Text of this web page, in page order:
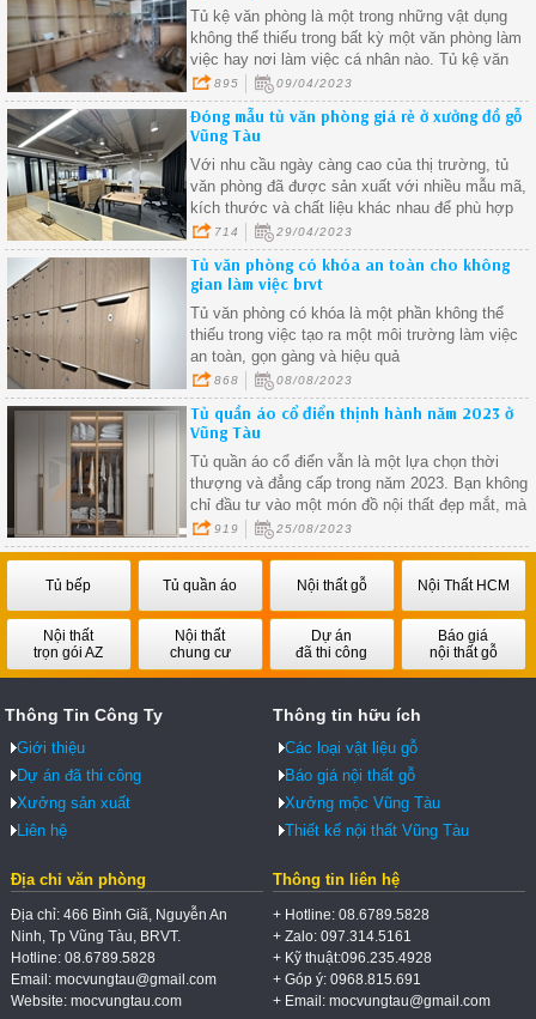
Tủ kệ văn phòng là một trong những vật dụng
không thể thiếu trong bất kỳ một văn phòng làm
việc hay nơi làm việc cá nhân nào. Tủ kệ văn
phòng giúp cho việc tổ chức và lưu trữ tài liệu
nên dễ dàng hơn, giúp cho không gian làm việc
trở nên gọn gàng và ngăn nắp hơn
895 09/04/2023
Đóng mẫu tủ văn phòng giá rẻ ở xưởng đồ gỗ
Vũng Tàu
Với nhu cầu ngày càng cao của thị trường, tủ
văn phòng đã được sản xuất với nhiều mẫu mã,
kích thước và chất liệu khác nhau để phù hợp
với nhu cầu của từng khách hàng
714 29/04/2023
Tủ văn phòng có khóa an toàn cho không
gian làm việc brvt
Tủ văn phòng có khóa là một phần không thể
thiếu trong việc tạo ra một môi trường làm việc
an toàn, gọn gàng và hiệu quả
868 08/08/2023
Tủ quần áo cổ điển thịnh hành năm 2023 ở
Vũng Tàu
Tủ quần áo cổ điển vẫn là một lựa chọn thời
thượng và đẳng cấp trong năm 2023. Bạn không
chỉ đầu tư vào một món đồ nội thất đẹp mắt, mà
còn vào sự tiện ích và giá trị lâu dài cho ngôi nhà
của mình
919 25/08/2023
Tủ bếp Tủ quần áo Nội thất gỗ Nội Thất HCM
Nội thất
trọn gói AZ
Nội thất
chung cư
Dự án
đã thi công
Báo giá
nội thất gỗ
Thông Tin Công Ty
Giới thiệu
Dự án đã thi công
Xưởng sản xuất
Liên hệ
Thông tin hữu ích
Các loại vật liệu gỗ
Báo giá nội thất gỗ
Xưởng mộc Vũng Tàu
Thiết kế nội thất Vũng Tàu
Địa chỉ văn phòng
Địa chỉ: 466 Bình Giã, Nguyễn An
Ninh, Tp Vũng Tàu, BRVT.
Hotline: 08.6789.5828
Email: mocvungtau@gmail.com
Website: mocvungtau.com
Thông tin liên hệ
+ Hotline: 08.6789.5828
+ Zalo: 097.314.5161
+ Kỹ thuật:096.235.4928
+ Góp ý: 0968.815.691
+ Email: mocvungtau@gmail.com